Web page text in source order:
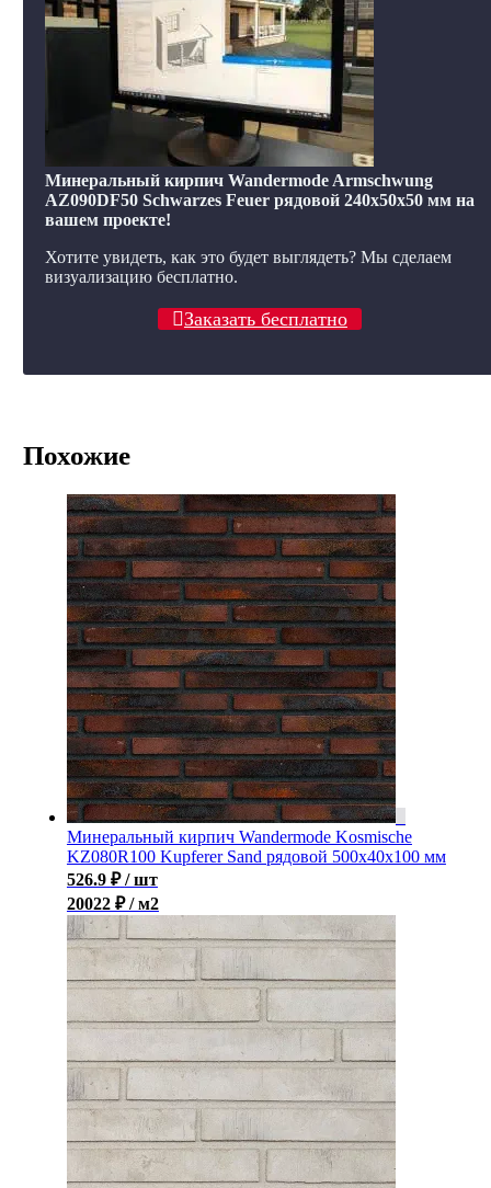
Минеральный кирпич Wandermode Armschwung
AZ090DF50 Schwarzes Feuer рядовой 240x50x50 мм на
вашем проекте!
Хотите увидеть, как это будет выглядеть? Мы сделаем
визуализацию бесплатно.
Заказать бесплатно
Похожие
Минеральный кирпич Wandermode Kosmische
KZ080R100 Kupferer Sand рядовой 500x40x100 мм
526.9 ₽ / шт
20022 ₽ / м2